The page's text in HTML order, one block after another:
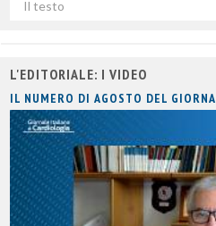
per
L'EDITORIALE: I VIDEO
IL NUMERO DI AGOSTO DEL